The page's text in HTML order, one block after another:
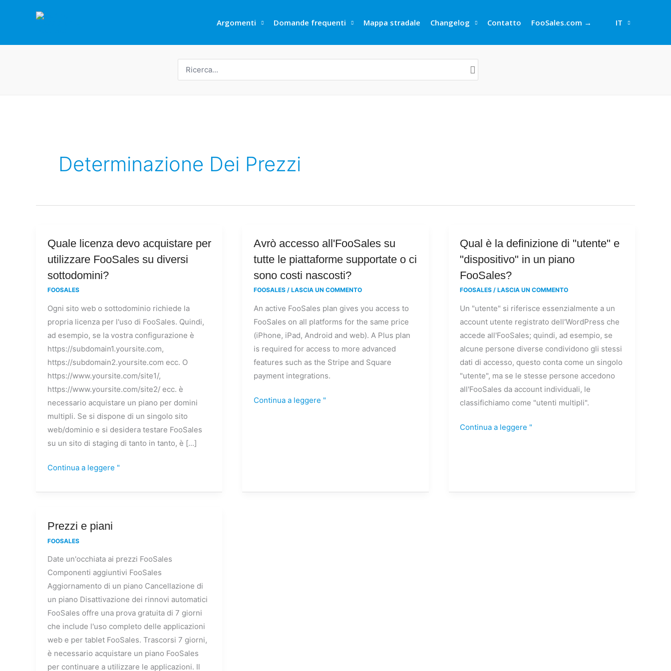
Argomenti Domande frequenti Mappa stradale Changelog Contatto FooSales.com → IT
per:
Determinazione Dei Prezzi
Quale licenza devo acquistare per
utilizzare FooSales su diversi
sottodomini?
FOOSALES
Ogni sito web o sottodominio richiede la
propria licenza per l'uso di FooSales. Quindi,
ad esempio, se la vostra configurazione è
https://subdomain1.yoursite.com,
https://subdomain2.yoursite.com ecc. O
https://www.yoursite.com/site1/,
https://www.yoursite.com/site2/ ecc. è
necessario acquistare un piano per domini
multipli. Se si dispone di un singolo sito
web/dominio e si desidera testare FooSales
su un sito di staging di tanto in tanto, è [...]
Quale
licenza
acquistare
utilizzare
FooSales
su
diversi
sottodomini?
Continua a leggere "
Avrò accesso all'FooSales su
tutte le piattaforme supportate o ci
sono costi nascosti?
FOOSALES / LASCIA UN COMMENTO
An active FooSales plan gives you access to
FooSales on all platforms for the same price
(iPhone, iPad, Android and web). A Plus plan
is required for access to more advanced
features such as the Stripe and Square
payment integrations.
Avrò
accesso
all'FooSales
su
le
piattaforme
supportate
o
ci
sono
nascosti?
Continua a leggere "
Qual è la definizione di "utente" e
"dispositivo" in un piano
FooSales?
FOOSALES/LASCIA UN COMMENTO
Un "utente" si riferisce essenzialmente a un
account utente registrato dell'WordPress che
accede all'FooSales; quindi, ad esempio, se
alcune persone diverse condividono gli stessi
dati di accesso, questo conta come un singolo
"utente", ma se le stesse persone accedono
all'FooSales da account individuali, le
classifichiamo come "utenti multipli".
Qual
è
definizione
"utente"
e
"dispositivo"
in
un
piano
FooSales?
Continua a leggere "
Prezzi e piani
FOOSALES
Date un'occhiata ai prezzi FooSales
Componenti aggiuntivi FooSales
Aggiornamento di un piano Cancellazione di
un piano Disattivazione dei rinnovi automatici
FooSales offre una prova gratuita di 7 giorni
che include l'uso completo delle applicazioni
web e per tablet FooSales. Trascorsi 7 giorni,
è necessario acquistare un piano FooSales
per continuare a utilizzare le applicazioni. Il
Prezzi
e